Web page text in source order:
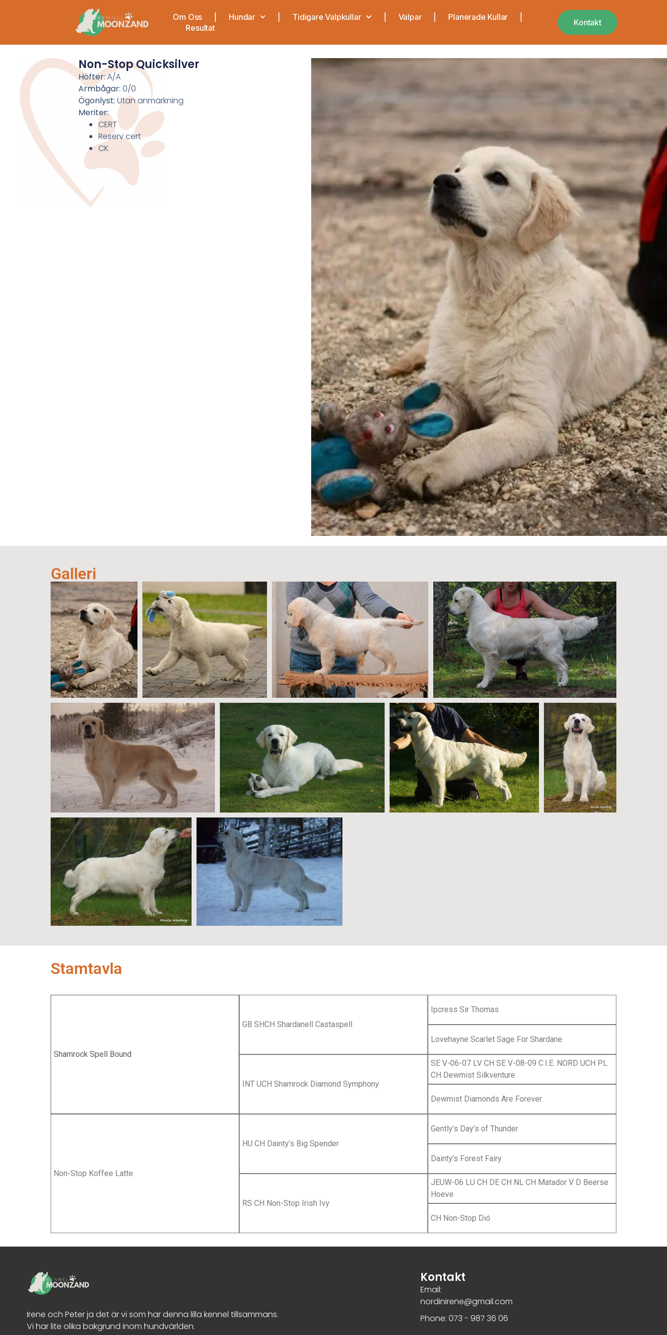
Om Oss Hundar Tidigare Valpkullar Valpar
Planerade Kullar
Resultat
Kontakt
Non-Stop Quicksilver
Höfter:A/A
Armbågar: 0/0
Ögonlyst: Utan anmärkning
Meriter:
CERT
Reserv cert
CK
Galleri
Stamtavla
Shamrock Spell Bound
GB SHCH Shardanell Castaspell
INT UCH Shamrock Diamond Symphony
Ipcress Sir Thomas
Lovehayne Scarlet Sage For Shardane
SE V-06-07 LV CH SE V-08-09 C.I.E. NORD UCH PL
CH Dewmist Silkventure
Dewmist Diamonds Are Forever
Non-Stop Koffee Latte
HU CH Dainty’s Big Spender
RS CH Non-Stop Irish Ivy
Gently’s Day’s of Thunder
Dainty’s Forest Fairy
JEUW-06 LU CH DE CH NL CH Matador V D Beerse
Hoeve
CH Non-Stop Dió
Irene och Peter ja det är vi som har denna lilla kennel tillsammans.
Vi har lite olika bakgrund inom hundvärlden.
Kontakt
Email:
nordinirene@gmail.com
Phone: 073 - 987 36 06